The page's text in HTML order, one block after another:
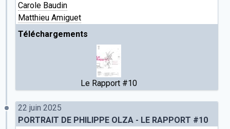
Carole Baudin
Matthieu Amiguet
Téléchargements
Le Rapport #10
22 juin 2025
PORTRAIT DE PHILIPPE OLZA - LE RAPPORT #10